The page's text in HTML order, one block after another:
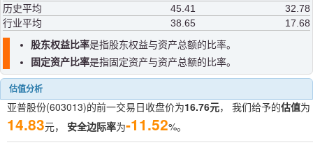
历史平均
45.41
32.78
行业平均
38.65
17.68
股东权益比率是指股东权益与资产总额的比率。
固定资产比率是指固定资产与资产总额的比率。
估值分析
亚普股份(603013)的前一交易日收盘价为16.76元， 我们给予的估值为
14.83元， 安全边际率为-11.52%。